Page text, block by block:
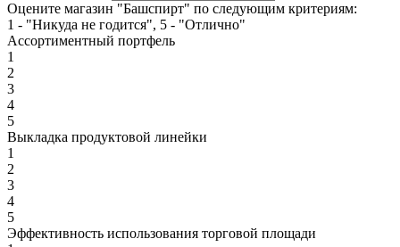
Оцените магазин "Башспирт" по следующим критериям:
1 - "Никуда не годится", 5 - "Отлично"
Ассортиментный портфель
1
2
3
4
5
Выкладка продуктовой линейки
1
2
3
4
5
Эффективность использования торговой площади